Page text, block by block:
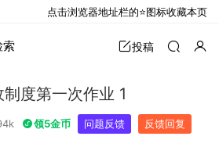
索 投稿
度第一次作业 1
领5金币 问题反馈 反馈回复
点击浏览器地址栏的⭐图标收藏本页